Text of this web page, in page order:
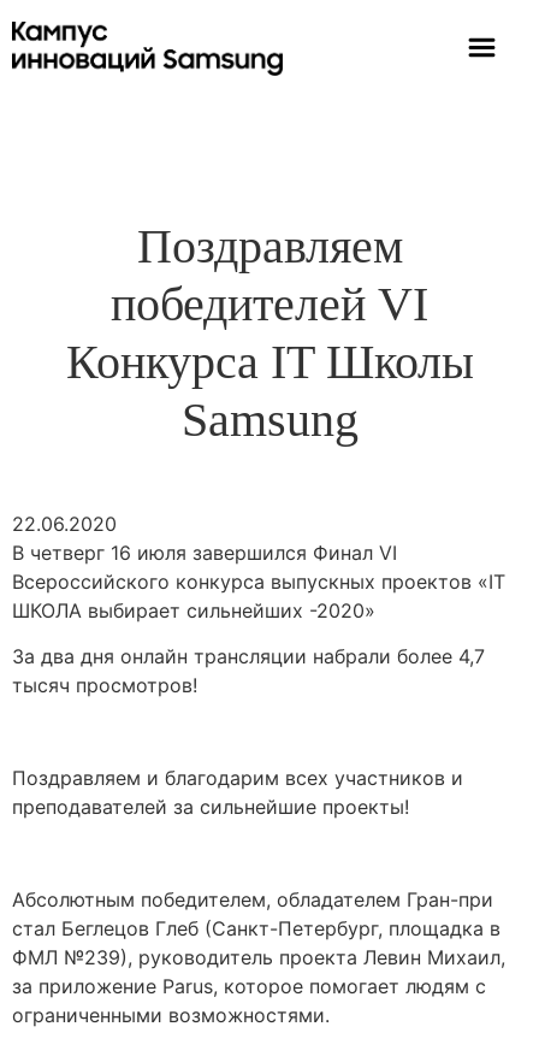
Поздравляем
победителей VI
Конкурса IT Школы
Samsung
22.06.2020
В четверг 16 июля завершился Финал VI
Всероссийского конкурса выпускных проектов «IT
ШКОЛА выбирает сильнейших -2020»
За два дня онлайн трансляции набрали более 4,7
тысяч просмотров!
Поздравляем и благодарим всех участников и
преподавателей за сильнейшие проекты!
Абсолютным победителем, обладателем Гран-при
стал Беглецов Глеб (Санкт-Петербург, площадка в
ФМЛ №239), руководитель проекта Левин Михаил,
за приложение Parus, которое помогает людям с
ограниченными возможностями.